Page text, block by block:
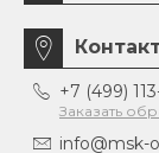
+7 (499)
Заказать
info@msk-